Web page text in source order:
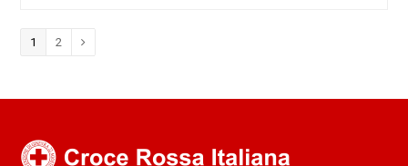
Pagina
1 Pagina
2